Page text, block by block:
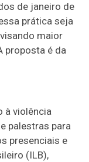
de janeiro de
prática seja
maior
proposta é da
à violência
palestras para
presenciais e
(ILB),